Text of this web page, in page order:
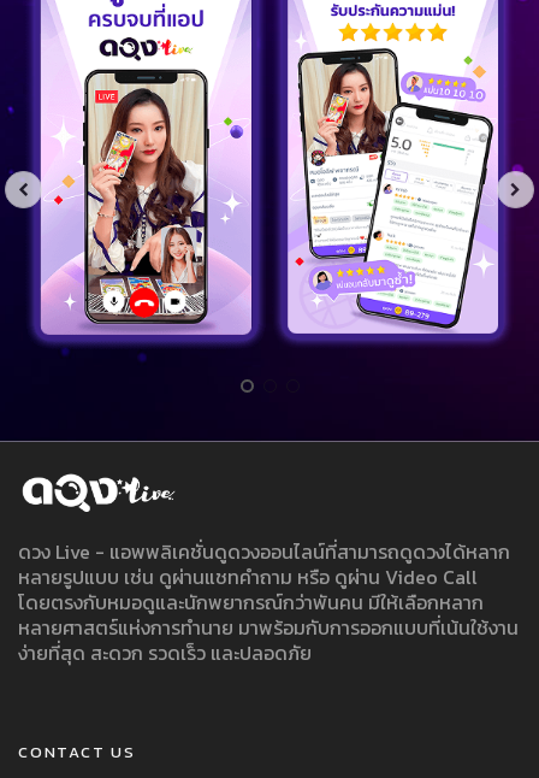
ดวง Live - แอพพลิเคชั่นดูดวงออนไลน์ที่สามารถดูดวงได้หลาก
หลายรูปแบบ เช่น ดูผ่านแชทคำถาม หรือ ดูผ่าน Video Call
โดยตรงกับหมอดูและนักพยากรณ์กว่าพันคน มีให้เลือกหลาก
หลายศาสตร์แห่งการทำนาย มาพร้อมกับการออกแบบที่เน้นใช้งาน
ง่ายที่สุด สะดวก รวดเร็ว และปลอดภัย
CONTACT US